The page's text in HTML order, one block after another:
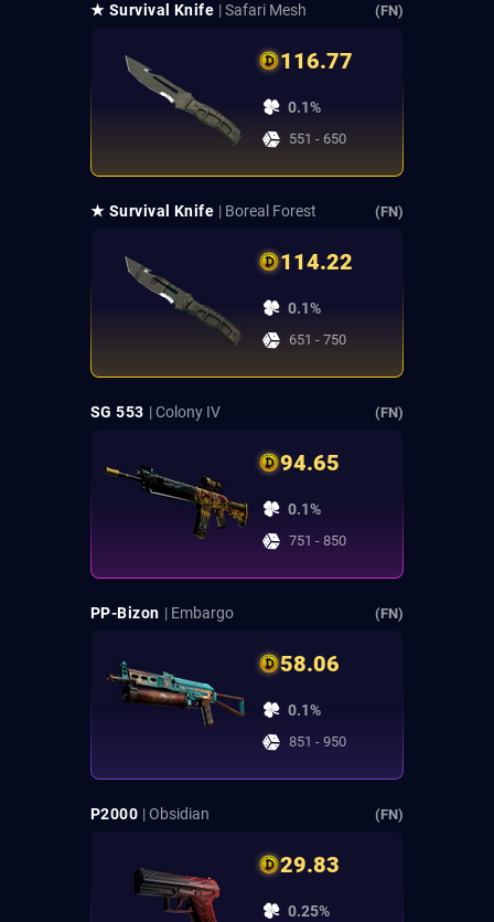
★ Survival Knife | Safari Mesh (FN)
116.77
0.1%
551 - 650
★ Survival Knife | Boreal Forest (FN)
114.22
0.1%
651 - 750
SG 553 | Colony IV (FN)
94.65
0.1%
751 - 850
PP-Bizon | Embargo (FN)
58.06
0.1%
851 - 950
P2000 | Obsidian (FN)
29.83
0.25%